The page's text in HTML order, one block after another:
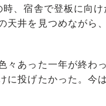
、宿舎で登板に向
天井を見つめながら
々あった一年が終わ
に投げたかった。今